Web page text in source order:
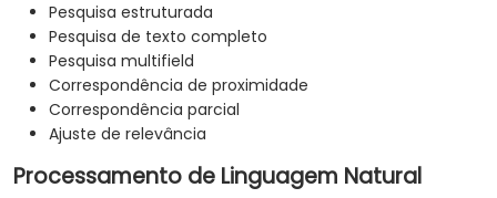
Pesquisa estruturada
Pesquisa de texto completo
Pesquisa multifield
Correspondência de proximidade
Correspondência parcial
Ajuste de relevância
Processamento de Linguagem Natural